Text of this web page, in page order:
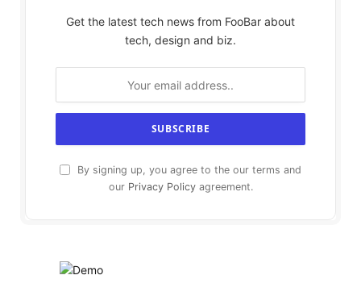
Get the latest tech news from FooBar about
tech, design and biz.
By signing up, you agree to the our terms and
our Privacy Policyagreement.